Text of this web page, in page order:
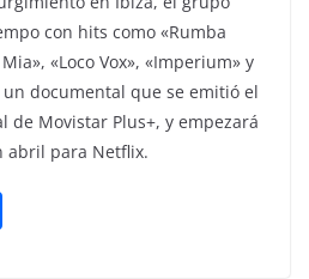
con hits como «Rumba
«Loco Vox», «Imperium» y
documental que se emitió el
de Movistar Plus+, y empezará
abril para Netflix.